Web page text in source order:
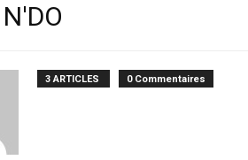
3 ARTICLES 0 Commentaires